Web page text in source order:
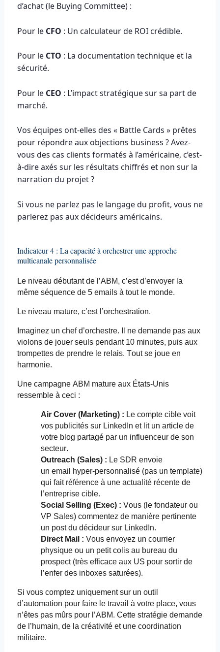
d’achat (le Buying Committee) :
Pour le CFO : Un calculateur de ROI crédible.
Pour le CTO : La documentation technique et la
sécurité.
Pour le CEO : L’impact stratégique sur sa part de
marché.
Vos équipes ont-elles des « Battle Cards » prêtes
pour répondre aux objections business ? Avez-
vous des cas clients formatés à l’américaine, c’est-
à-dire axés sur les résultats chiffrés et non sur la
narration du projet ?
Si vous ne parlez pas le langage du profit, vous ne
parlerez pas aux décideurs américains.
Indicateur 4 : La capacité à orchestrer une approche
multicanale personnalisée
Le niveau débutant de l’ABM, c’est d’envoyer la
même séquence de 5 emailsà tout le monde.
Le niveau mature, c’est l’orchestration.
Imaginez un chef d’orchestre. Il ne demande pas aux
violons de jouer seuls pendant 10 minutes, puis aux
trompettes de prendre le relais. Tout se joue en
harmonie.
Une campagne ABM mature aux États-Unis
ressemble à ceci :
Air Cover (Marketing) : Le compte cible voit
vos publicités sur LinkedIn et lit un article de
votre blog partagé par un influenceur de son
secteur.
Outreach (Sales) : Le SDR envoie
un email hyper-personnalisé (pas un template)
qui fait référence à une actualité récente de
l’entreprise cible.
Social Selling (Exec) : Vous (le fondateur ou
VP Sales) commentez de manière pertinente
un post du décideur sur LinkedIn.
Direct Mail : Vous envoyez un courrier
physique ou un petit colis au bureau du
prospect (très efficace aux US pour sortir de
l’enfer des inboxessaturées).
Si vous comptez uniquement sur un outil
d’automation pour fairele travail à votre place, vous
n’êtes pas mûrs pour l’ABM. Cette stratégie demande
de l’humain, de la créativité et une coordination
militaire.